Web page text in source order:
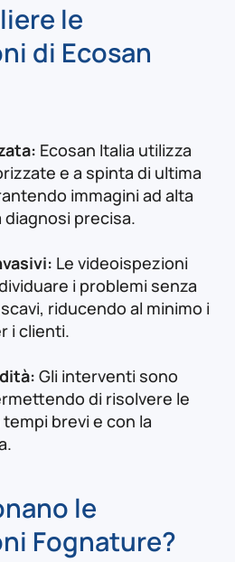
le
di Ecosan
Ecosan Italia utilizza
e a spinta di ultima
immagini ad alta
precisa.
Le videoispezioni
i problemi senza
riducendo al minimo i
i clienti.
Gli interventi sono
di risolvere le
brevi e con la
le
Fognature?